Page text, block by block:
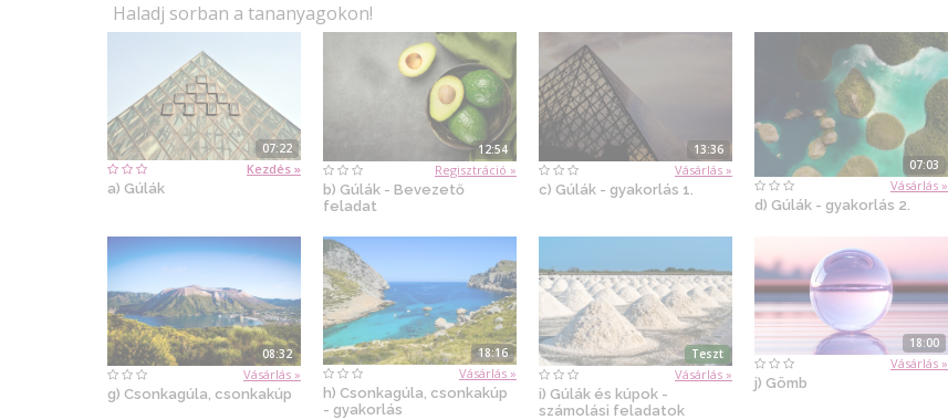
Haladj sorban a tananyagokon!
07:22
Kezdés »
a) Gúlák
12:54
Regisztráció »
b) Gúlák - Bevezető
feladat
13:36
Vásárlás »
c) Gúlák - gyakorlás 1.
07:03
Vásárlás »
d) Gúlák - gyakorlás 2.
08:32
Vásárlás »
g) Csonkagúla, csonkakúp
18:16
Vásárlás »
h) Csonkagúla, csonkakúp
- gyakorlás
Teszt
Vásárlás »
i) Gúlák és kúpok -
számolási feladatok
18:00
Vásárlás »
j) Gömb